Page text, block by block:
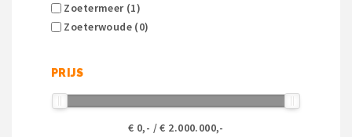
Zoetermeer (1)
Zoeterwoude (0)
PRIJS
€ 0,- / € 2.000.000,-